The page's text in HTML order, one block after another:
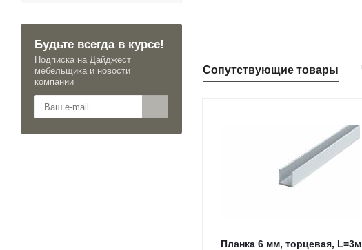
Сопутствующие товары
Планка 6 мм, торцевая, L=3м
Будьте всегда в курсе!
Подписка на Дайджест
мебельщика и новости
компании